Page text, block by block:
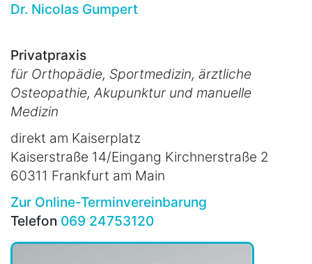
Dr. Nicolas Gumpert
Privatpraxis
für Orthopädie, Sportmedizin, ärztliche
Osteopathie, Akupunktur und manuelle
Medizin
direkt am Kaiserplatz
Kaiserstraße 14/Eingang Kirchnerstraße 2
60311 Frankfurt am Main
Zur Online-Terminvereinbarung
Telefon 069 24753120